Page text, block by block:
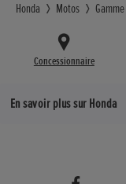
Honda Motos Gamme
Concessionnaire
En savoir plus sur Honda